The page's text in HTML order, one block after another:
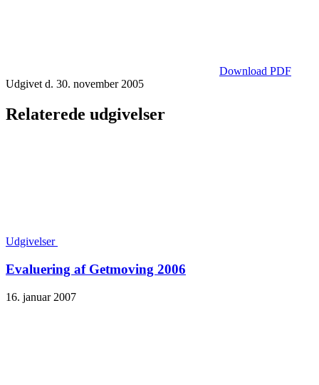
Download PDF
Udgivet d. 30. november 2005
Relaterede udgivelser
Udgivelser
Evaluering af Getmoving 2006
16. januar 2007